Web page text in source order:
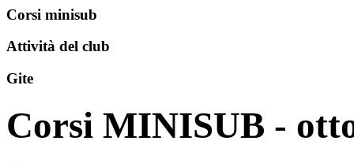
Corsi minisub
Attività del club
Gite
Corsi MINISUB -